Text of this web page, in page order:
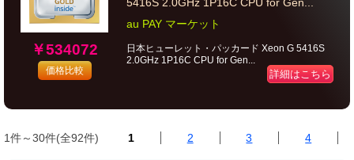
￥534072
価格比較
au PAY マーケット
日本ヒューレット・パッカード Xeon G 5416S
2.0GHz 1P16C CPU for Gen...
詳細はこちら
1件～30件(全92件) 1 2 3 4